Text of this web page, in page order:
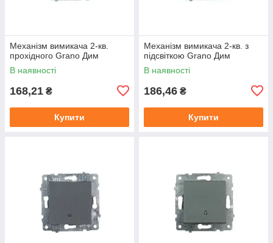
Механізм вимикача 2-кв.
прохідного Grano Дим
В наявності
168,21 ₴
Купити
Механізм вимикача 2-кв. з
підсвіткою Grano Дим
В наявності
186,46 ₴
Купити